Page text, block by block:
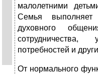
малолетними
Семья выполняет
духовного
сотрудничества,
потребностей и
От нормального